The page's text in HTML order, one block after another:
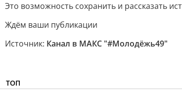
Это возможность сохранить и рассказать
Ждём ваши публикации
Источник: Канал в МАКС "#Молодёжь49"
ТОП